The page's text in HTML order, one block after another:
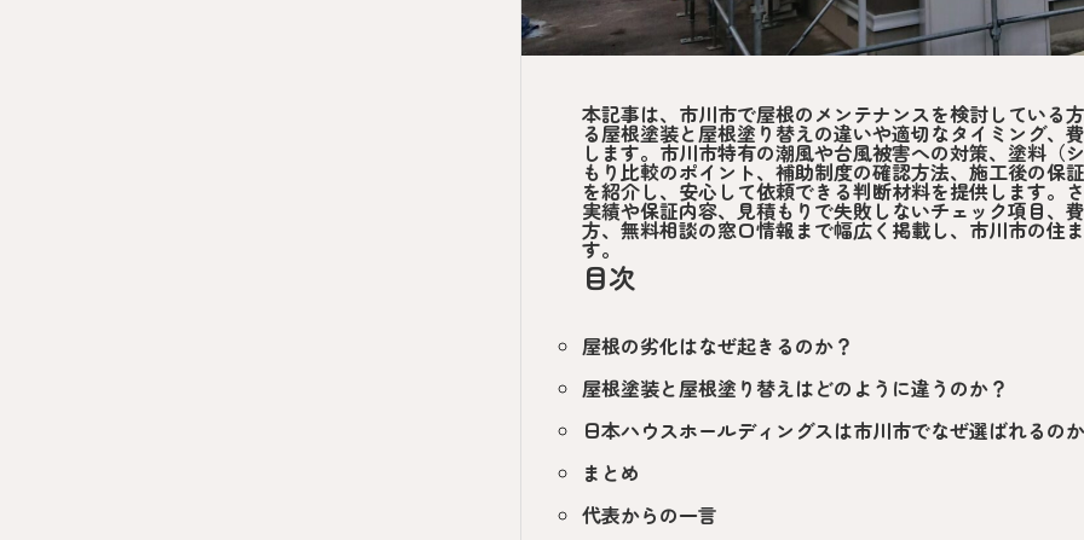
本記事は、市川市で屋根のメンテナンスを検討している
る屋根塗装と屋根塗り替えの違いや適切なタイミング、
します。市川市特有の潮風や台風被害への対策、塗料（
もり比較のポイント、補助制度の確認方法、施工後の保
を紹介し、安心して依頼できる判断材料を提供します。
実績や保証内容、見積もりで失敗しないチェック項目、
方、無料相談の窓口情報まで幅広く掲載し、市川市の住
す。
目次
屋根の劣化はなぜ起きるのか？
屋根塗装と屋根塗り替えはどのように違うのか？
日本ハウスホールディングスは市川市でなぜ選ばれるの
まとめ
代表からの一言